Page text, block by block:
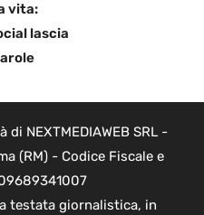
vita:
lascia
NEXTMEDIAWEB SRL -
(RM) - Codice Fiscale e
testata giornalistica, in